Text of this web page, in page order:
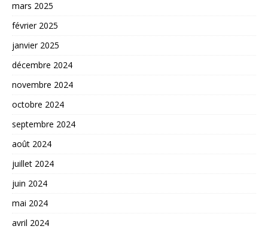
mars 2025
février 2025
janvier 2025
décembre 2024
novembre 2024
octobre 2024
septembre 2024
août 2024
juillet 2024
juin 2024
mai 2024
avril 2024